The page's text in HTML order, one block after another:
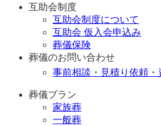
互助会制度
互助会制度について
互助会 仮入会申込み
葬儀保険
葬儀のお問い合わせ
事前相談・見積り依頼・
葬儀プラン
家族葬
一般葬